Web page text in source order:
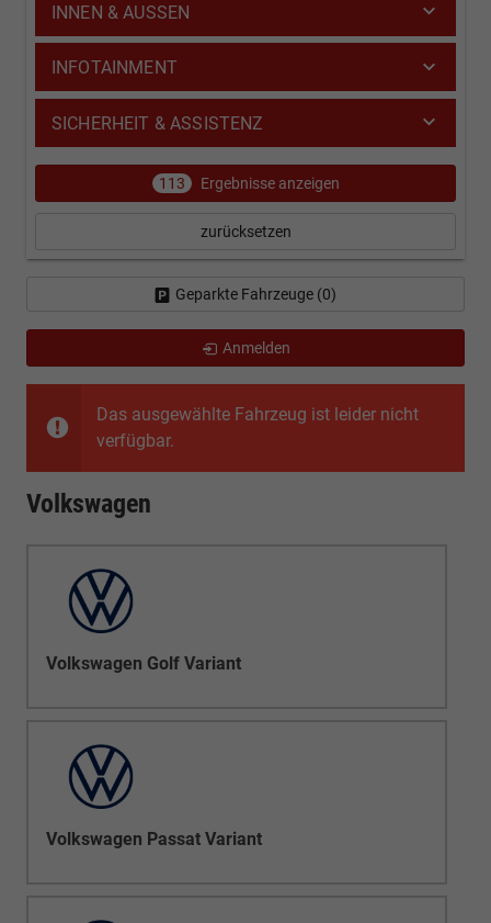
Das ausgewählte Fahrzeug ist leider nicht
verfügbar.
Volkswagen
Volkswagen Golf Variant
Volkswagen Passat Variant
INNEN & AUSSEN
INFOTAINMENT
SICHERHEIT & ASSISTENZ
113 Ergebnisse anzeigen
zurücksetzen
Geparkte Fahrzeuge (0)
Anmelden